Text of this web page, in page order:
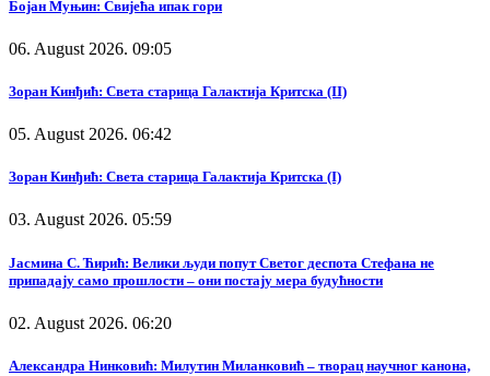
Бојан Муњин: Свијећа ипак гори
06. August 2026. 09:05
Зоран Кинђић: Света старица Галактија Критска (II)
05. August 2026. 06:42
Зоран Кинђић: Света старица Галактија Критска (I)
03. August 2026. 05:59
Јасмина С. Ћирић: Велики људи попут Светог деспота Стефана не
припадају само прошлости – они постају мера будућности
02. August 2026. 06:20
Александра Нинковић: Милутин Миланковић – творац научног канона,